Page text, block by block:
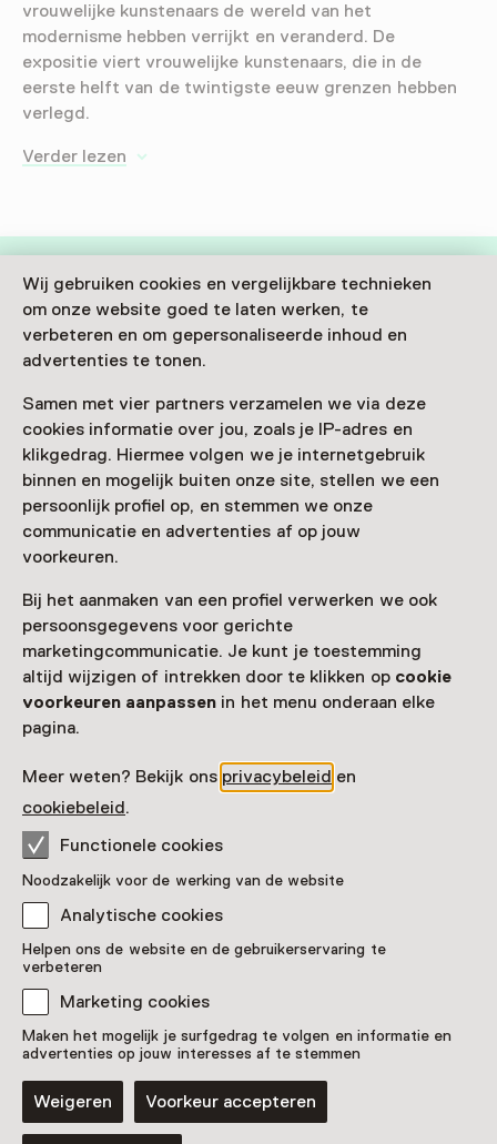
Wij gebruiken cookies en vergelijkbare technieken
om onze website goed te laten werken, te
verbeteren en om gepersonaliseerde inhoud en
advertenties te tonen.
Samen met vier partners verzamelen we via deze
cookies informatie over jou, zoals je IP-adres en
klikgedrag. Hiermee volgen we je internetgebruik
binnen en mogelijk buiten onze site, stellen we een
persoonlijk profiel op, en stemmen we onze
communicatie en advertenties af op jouw
voorkeuren.
Bij het aanmaken van een profiel verwerken we ook
persoonsgegevens voor gerichte
marketingcommunicatie. Je kunt je toestemming
altijd wijzigen of intrekken door te klikken op cookie
voorkeuren aanpassen in het menu onderaan elke
pagina.
Meer weten? Bekijk ons privacybeleid en
cookiebeleid.
Functionele cookies
Noodzakelijk voor de werking van de website
Analytische cookies
Helpen ons de website en de gebruikerservaring te
verbeteren
Marketing cookies
Maken het mogelijk je surfgedrag te volgen en informatie en
advertenties op jouw interesses af te stemmen
Weigeren Voorkeur accepteren
vrouwelijke kunstenaars de wereld van het
modernisme hebben verrijkt en veranderd. De
expositie viert vrouwelijke kunstenaars, die in de
eerste helft van de twintigste eeuw grenzen hebben
verlegd.
Verder lezen
Deze activiteit is afgelopen. Je kunt hier niet
meer aan deelnemen.
Bekijk alle actuele activiteiten op
Datum
7 september 2024 t/m 5 januari 2025
Toon beschikbaarheid
Locatie
Museum Arnhem
Utrechtseweg 87
6812 AA Arnhem
Route plannen
Opent in een nieuw tabblad
026 - 30 31 400
Meer openingstijden
Zien & doen in Museum
Arnhem